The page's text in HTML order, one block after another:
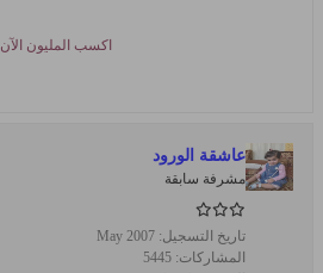
اكسب المليون الآن
عاشقة الورود
مشرفة سابقة
تاريخ التسجيل: May 2007
المشاركات: 5445